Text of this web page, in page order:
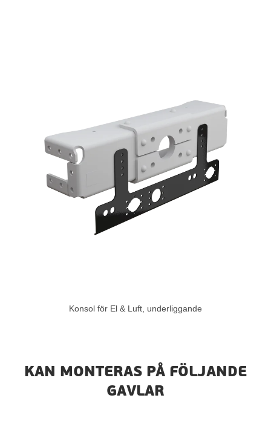
Konsol för El & Luft, underliggande
KAN MONTERAS PÅ FÖLJANDE
GAVLAR